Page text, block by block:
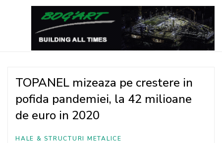
TOPANEL mizeaza pe crestere in
pofida pandemiei, la 42 milioane
de euro in 2020
HALE & STRUCTURI METALICE